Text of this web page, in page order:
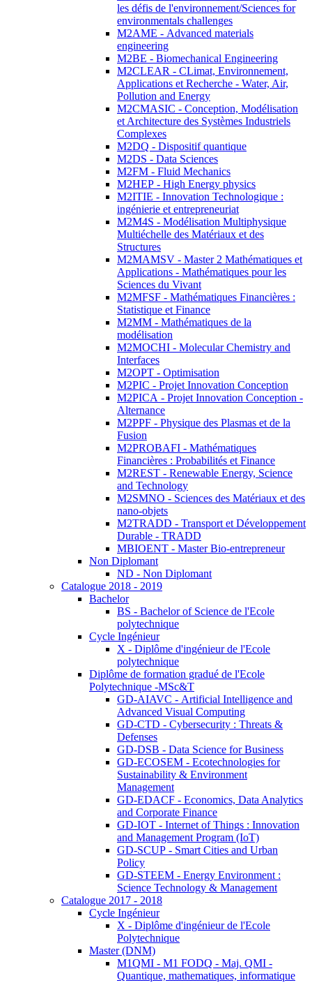
les défis de l'environnement/Sciences for
environmentals challenges
M2AME - Advanced materials
engineering
M2BE - Biomechanical Engineering
M2CLEAR - CLimat, Environnement,
Applications et Recherche - Water, Air,
Pollution and Energy
M2CMASIC - Conception, Modélisation
et Architecture des Systèmes Industriels
Complexes
M2DQ - Dispositif quantique
M2DS - Data Sciences
M2FM - Fluid Mechanics
M2HEP - High Energy physics
M2ITIE - Innovation Technologique :
ingénierie et entrepreneuriat
M2M4S - Modélisation Multiphysique
Multiéchelle des Matériaux et des
Structures
M2MAMSV - Master 2 Mathématiques et
Applications - Mathématiques pour les
Sciences du Vivant
M2MFSF - Mathématiques Financières :
Statistique et Finance
M2MM - Mathématiques de la
modélisation
M2MOCHI - Molecular Chemistry and
Interfaces
M2OPT - Optimisation
M2PIC - Projet Innovation Conception
M2PICA - Projet Innovation Conception -
Alternance
M2PPF - Physique des Plasmas et de la
Fusion
M2PROBAFI - Mathématiques
Financières : Probabilités et Finance
M2REST - Renewable Energy, Science
and Technology
M2SMNO - Sciences des Matériaux et des
nano-objets
M2TRADD - Transport et Développement
Durable - TRADD
MBIOENT - Master Bio-entrepreneur
Non Diplomant
ND - Non Diplomant
Catalogue 2018 - 2019
Bachelor
BS - Bachelor of Science de l'Ecole
polytechnique
Cycle Ingénieur
X - Diplôme d'ingénieur de l'Ecole
polytechnique
Diplôme de formation gradué de l'Ecole
Polytechnique -MSc&T
GD-AIAVC - Artificial Intelligence and
Advanced Visual Computing
GD-CTD - Cybersecurity : Threats &
Defenses
GD-DSB - Data Science for Business
GD-ECOSEM - Ecotechnologies for
Sustainability & Environment
Management
GD-EDACF - Economics, Data Analytics
and Corporate Finance
GD-IOT - Internet of Things : Innovation
and Management Program (IoT)
GD-SCUP - Smart Cities and Urban
Policy
GD-STEEM - Energy Environment :
Science Technology & Management
Catalogue 2017 - 2018
Cycle Ingénieur
X - Diplôme d'ingénieur de l'Ecole
Polytechnique
Master (DNM)
M1QMI - M1 FODQ - Maj. QMI -
Quantique, mathematiques, informatique